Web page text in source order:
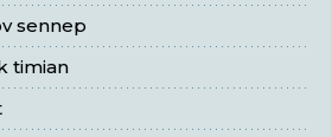
sennep
timian